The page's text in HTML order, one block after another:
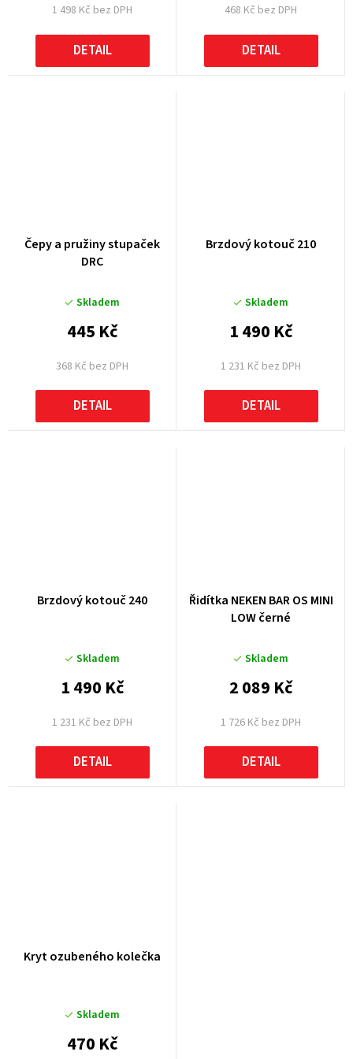
1 498 Kč bez DPH
DETAIL
468 Kč bez DPH
DETAIL
Čepy a pružiny stupaček
DRC
Skladem
368 Kč bez DPH
445 Kč
DETAIL
Brzdový kotouč 210
Skladem
1 231 Kč bez DPH
1 490 Kč
DETAIL
Brzdový kotouč 240
Skladem
1 231 Kč bez DPH
1 490 Kč
DETAIL
Řidítka NEKEN BAR OS MINI
LOW černé
Skladem
1 726 Kč bez DPH
2 089 Kč
DETAIL
Kryt ozubeného kolečka
Skladem
470 Kč